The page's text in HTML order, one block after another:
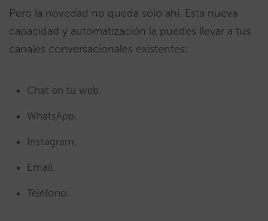
Pero la novedad no queda sólo ahí. Esta nueva
capacidad y automatización la puedes llevar a tus
canales conversacionales existentes:
Chat en tu web.
WhatsApp.
Instagram.
Email.
Teléfono.